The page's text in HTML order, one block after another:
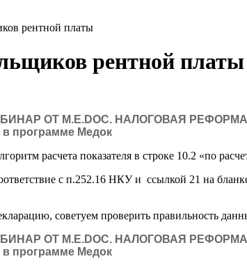
рентной платы
рентной платы
ОТ M.E.DOC. НАЛОГОВАЯ РЕФОРМА
программе Медок
расчета показателя в строке 10.2 «по
с п.252.16 НКУ и ссылкой 21 на
советуем проверить правильность
ОТ M.E.DOC. НАЛОГОВАЯ РЕФОРМА
программе Медок